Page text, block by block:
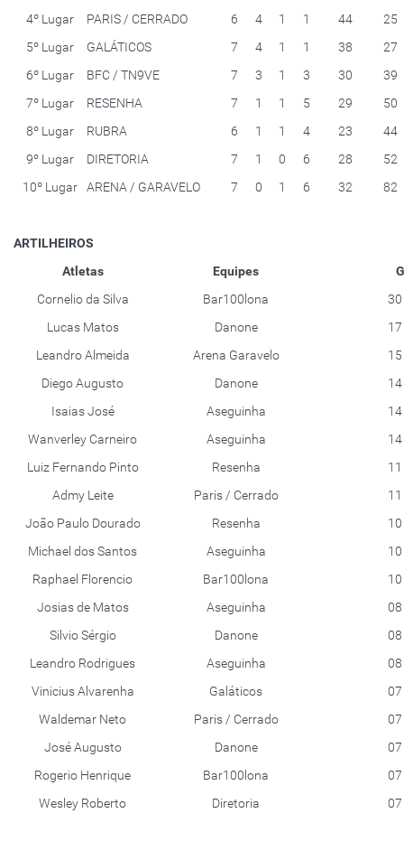
4º Lugar
PARIS / CERRADO 6 4 1 1 44
25
5º Lugar
GALÁTICOS 7 4 1 1 38
27
6º Lugar
BFC / TN9VE 7 3 1 3 30
39
7º Lugar
RESENHA 7 1 1 5 29
50
8º Lugar
RUBRA 6 1 1 4 23
44
9º Lugar
DIRETORIA 7 1 0 6 28
52
10º Lugar
ARENA / GARAVELO 7 0 1 6 32 82
ARTILHEIROS
Atletas
Equipes
Cornelio da Silva
Bar100lona
30
Lucas Matos
Danone
Leandro Almeida
Arena Garavelo
Diego Augusto
Danone
Isaias José
Aseguinha
Wanverley Carneiro
Aseguinha
Luiz Fernando Pinto
Resenha
Admy Leite
Paris / Cerrado
João Paulo Dourado
Resenha
Michael dos Santos
Aseguinha
Raphael Florencio
Bar100lona
Josias de Matos
Aseguinha
08
Silvio Sérgio
Danone
08
Leandro Rodrigues
Aseguinha
08
Vinicius Alvarenha
Galáticos
07
Waldemar Neto
Paris / Cerrado
07
José Augusto
Danone
07
Rogerio Henrique
Bar100lona
07
Wesley Roberto
Diretoria 07